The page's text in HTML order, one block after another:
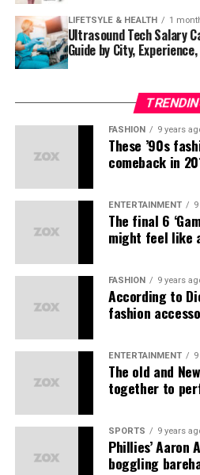
Et harum quidem rerum facilis
Nam libero tempore, cum
cumque nihil impedit quo minus
dolor repellendus.
Nulla pariatur. Excepteur sint
proident, sunt in culpa qui
Sed ut perspiciatis unde omnis
voluptatem accusantium
“Duis aute irure
reprehenderit
velit esse
fugiat”
Neque porro quisquam est, qui
LIFETSYLE & HEALTH 1
Ultrasound Tech Salary
Guide by City,
FASHION 9 years
These ’90s
comeback in
ENTERTAINMENT
The final 6
might feel like
FASHION 9 years
According to
fashion
ENTERTAINMENT
The old and
together to
SPORTS 9 years
Phillies’ Aaron
boggling